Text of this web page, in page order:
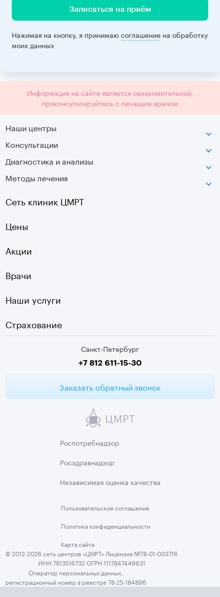
Записаться на приём
Нажимая на кнопку, я принимаюсоглашение на обработку
моих данных
Информация на сайте является ознакомительной,
проконсультируйтесь с лечащим врачом
Наши центры
Петроградская
Лаборатория движения
Московская
Озерки
Садовая
Старая Деревня
Девяткино
г. Колпино
Консультации
Диагностика и анализы
МРТ
Оптическая топография
УЗДГ
Чек-ап
ЭКГ
Медицинские анализы
Методы лечения
Санкт-Петербург
+7 812 611-15-30
Заказать обратный звонок
Сеть клиник ЦМРТ
Цены
Акции
Врачи
Наши услуги
Страхование
Пользовательскоесоглашение
Политика конфиденциальности
Карта сайта
Роспотребнадзор
Росздравнадзор
Независимая оценка качества
© 2012-2026 сеть центров «ЦМРТ» Лицензия №78-01-003716
ИНН 7813516732 ОГРН 1117847449631
Оператор персональных данных,
регистрационный номер в реестре 78-25-184896